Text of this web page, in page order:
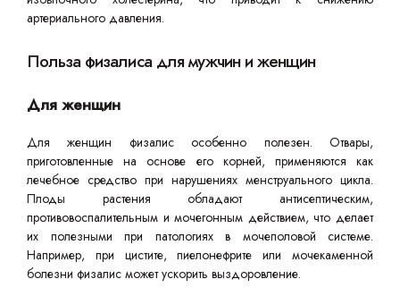
артериального давления.
Польза физалиса для мужчин и женщин
Для женщин
Для женщин физалис особенно полезен. Отвары,
приготовленные на основе его корней, применяются как
лечебное средство при нарушениях менструального цикла.
Плоды растения обладают антисептическим,
противовоспалительным и мочегонным действием, что делает
их полезными при патологиях в мочеполовой системе.
Например, при цистите, пиелонефрите или мочекаменной
болезни физалис может ускорить выздоровление.